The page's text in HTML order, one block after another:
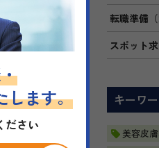
転職準備
スポット
キーワ
美容皮
します。
ださい